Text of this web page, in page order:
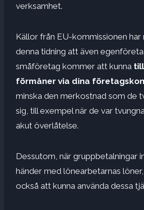
verksamhet.
Källor från EU-kommissionen har
denna tidning att även
småföretag kommer att kunna
förmåner via dina
minska den merkostnad som de
sig, till exempel när de var
akut överlåtelse.
Dessutom, när gruppbetalningar
händer med lönearbetarnas
också att kunna använda dessa